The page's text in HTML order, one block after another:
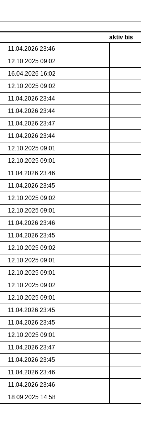
aktiv bis
11.04.2026 23:46
12.10.2025 09:02
16.04.2026 16:02
12.10.2025 09:02
11.04.2026 23:44
11.04.2026 23:44
11.04.2026 23:47
11.04.2026 23:44
12.10.2025 09:01
12.10.2025 09:01
11.04.2026 23:46
11.04.2026 23:45
12.10.2025 09:02
12.10.2025 09:01
11.04.2026 23:46
11.04.2026 23:45
12.10.2025 09:02
12.10.2025 09:01
12.10.2025 09:01
12.10.2025 09:02
12.10.2025 09:01
11.04.2026 23:45
11.04.2026 23:45
12.10.2025 09:01
11.04.2026 23:47
11.04.2026 23:45
11.04.2026 23:46
11.04.2026 23:46
18.09.2025 14:58